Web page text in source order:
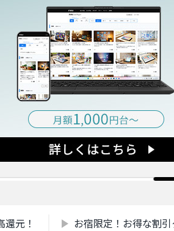
元！ お宿限定！お得な割引